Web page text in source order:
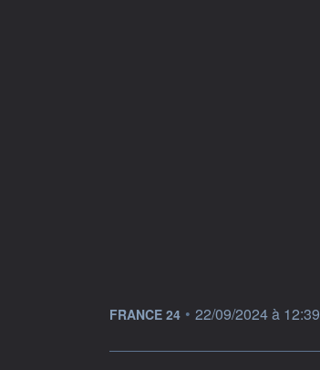
information fournie par
FRANCE 24 • 22/09/2024 à 12:39